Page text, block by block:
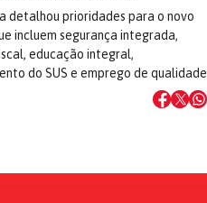
detalhou prioridades para o novo
incluem segurança integrada,
educação integral,
do SUS e emprego de qualidade